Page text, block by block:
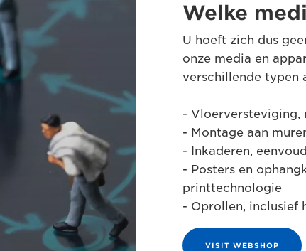
Welke
U hoeft zich dus
onze media en
verschillende typen
- Vloerversteviging,
- Montage aan
- Inkaderen,
- Posters en
printtechnologie
- Oprollen, inclusief
VISIT WEBSHOP